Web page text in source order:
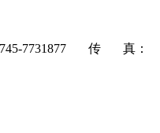
7731877 传 真：